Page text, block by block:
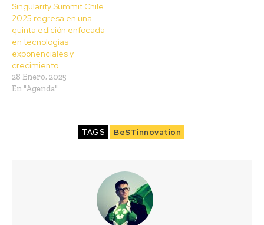
Singularity Summit Chile
2025 regresa en una
quinta edición enfocada
en tecnologías
exponenciales y
crecimiento
28 Enero, 2025
En "Agenda"
TAGS BeSTinnovation